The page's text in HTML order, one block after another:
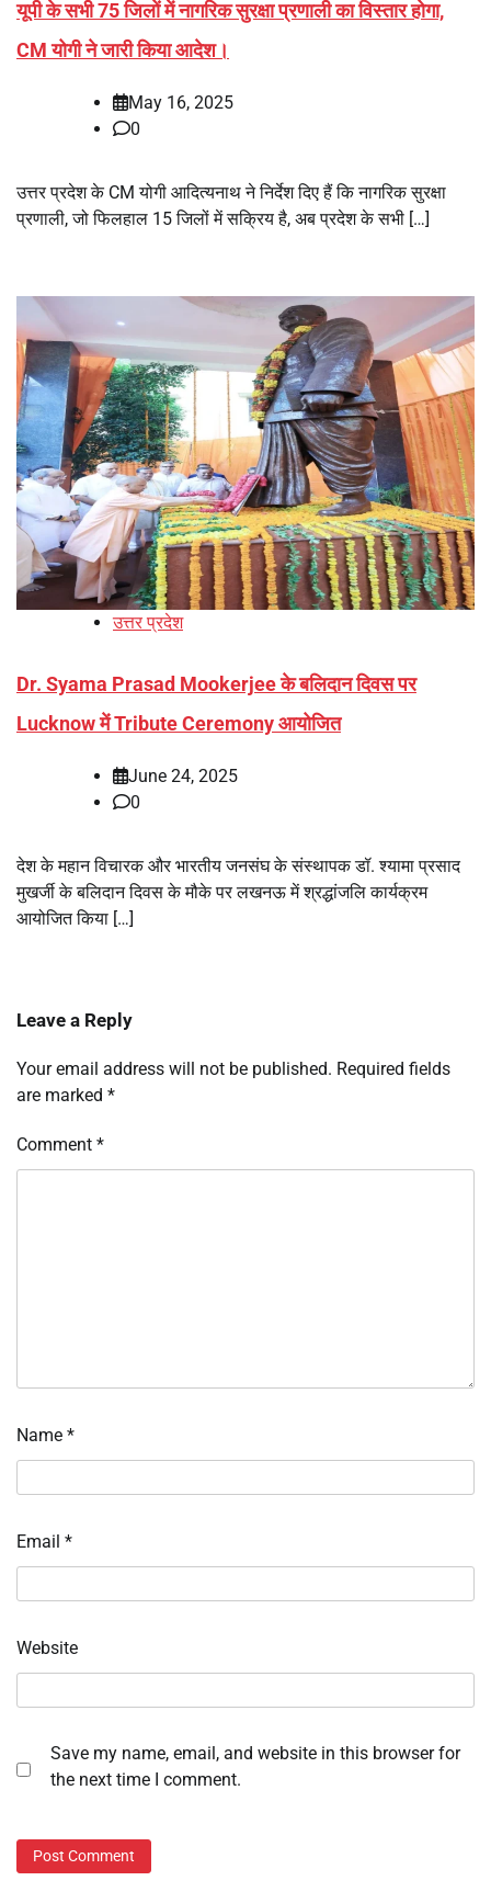
यूपी के सभी 75 जिलों में नागरिक सुरक्षा प्रणाली का विस्तार होगा,
CM योगी ने जारी किया आदेश।
May 16, 2025
0
उत्तर प्रदेश के CM योगी आदित्यनाथ ने निर्देश दिए हैं कि नागरिक सुरक्षा
प्रणाली, जो फिलहाल 15 जिलों में सक्रिय है, अब प्रदेश के सभी […]
उत्तर प्रदेश
Dr. Syama Prasad Mookerjee के बलिदान दिवस पर
Lucknow में Tribute Ceremony आयोजित
June 24, 2025
0
देश के महान विचारक और भारतीय जनसंघ के संस्थापक डॉ. श्यामा प्रसाद
मुखर्जी के बलिदान दिवस के मौके पर लखनऊ में श्रद्धांजलि कार्यक्रम
आयोजित किया […]
Leave a Reply
Your email address will not be published. Required fields
are marked *
Comment *
Name *
Email *
Website
Save my name, email, and website in this browser for
the next time I comment.